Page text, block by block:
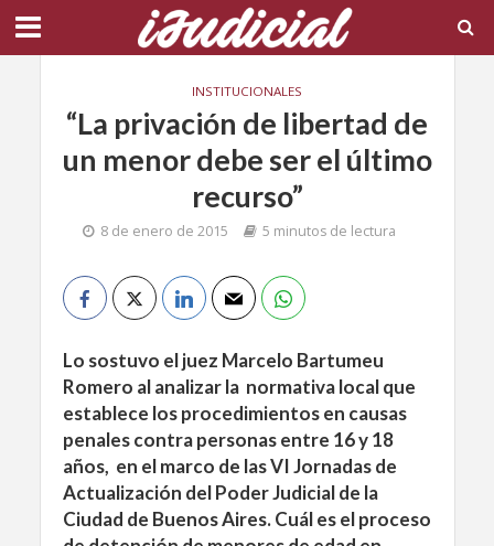
INSTITUCIONALES
“La privación de libertad de
un menor debe ser el último
recurso”
8 de enero de 2015 5 minutos de lectura
Lo sostuvo el juez Marcelo Bartumeu
Romero al analizar la normativa local que
establece los procedimientos en causas
penales contra personas entre 16 y 18
años, en el marco de las VI Jornadas de
Actualización del Poder Judicial de la
Ciudad de Buenos Aires. Cuál es el proceso